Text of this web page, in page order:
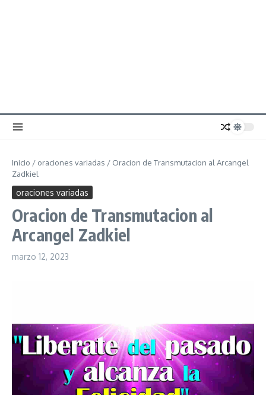
Inicio / oraciones variadas / Oracion de Transmutacion al Arcangel
Zadkiel
oraciones variadas
Oracion de Transmutacion al
Arcangel Zadkiel
marzo 12, 2023